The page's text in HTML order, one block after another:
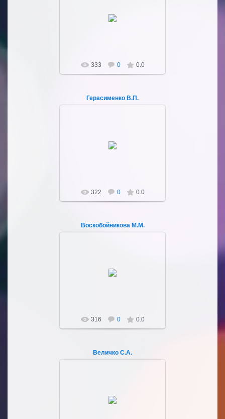
333 0 0.0
Герасименко В.П.
322 0 0.0
Воскобойникова М.М.
316 0 0.0
Величко С.А.